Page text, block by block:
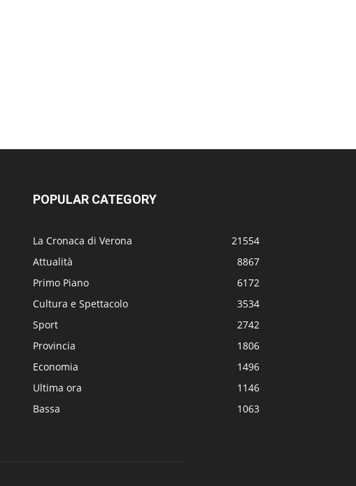
POPULAR CATEGORY
La Cronaca di Verona
21554
Attualità
8867
Primo Piano
6172
Cultura e Spettacolo
3534
Sport
2742
Provincia
1806
Economia
1496
Ultima ora
1146
Bassa
1063